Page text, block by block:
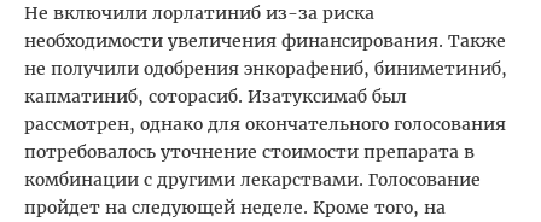
Не включили лорлатиниб из-за риска
необходимости увеличения финансирования. Также
не получили одобрения энкорафениб, биниметиниб,
капматиниб, соторасиб. Изатуксимаб был
рассмотрен, однако для окончательного голосования
потребовалось уточнение стоимости препарата в
комбинации с другими лекарствами. Голосование
пройдет на следующей неделе. Кроме того, на